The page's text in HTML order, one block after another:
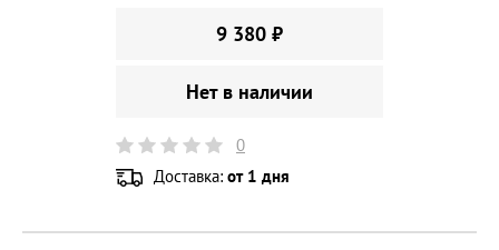
9 380 ₽
Нет в наличии
0
Доставка: от 1 дня